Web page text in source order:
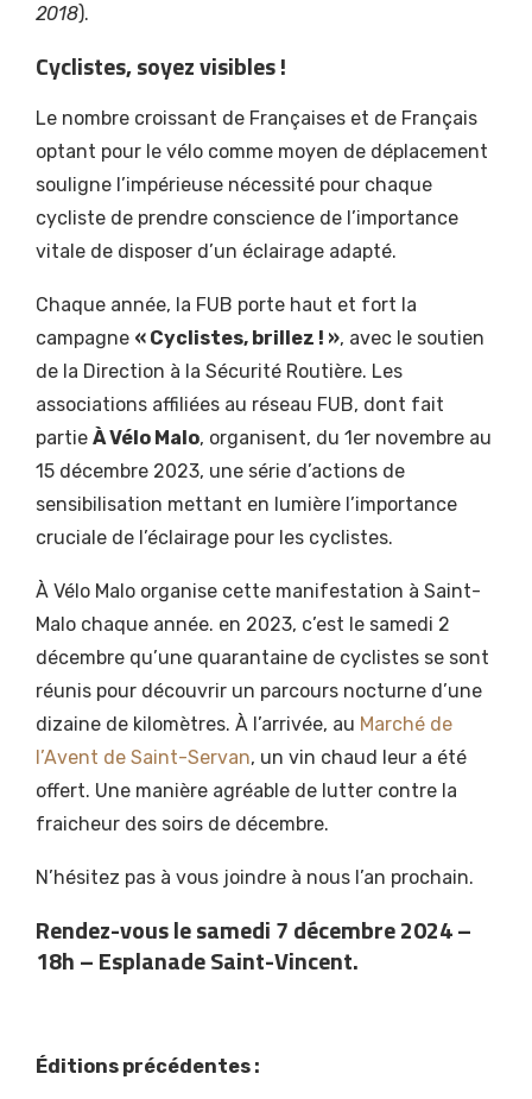
2018).
Cyclistes, soyez visibles !
Le nombre croissant de Françaises et de Français
optant pour le vélo comme moyen de déplacement
souligne l’impérieuse nécessité pour chaque
cycliste de prendre conscience de l’importance
vitale de disposer d’un éclairage adapté.
Chaque année, la FUB porte haut et fort la
campagne « Cyclistes, brillez ! », avec le soutien
de la Direction à la Sécurité Routière. Les
associations affiliées au réseau FUB, dont fait
partie À Vélo Malo, organisent, du 1er novembre au
15 décembre 2023, une série d’actions de
sensibilisation mettant en lumière l’importance
cruciale de l’éclairage pour les cyclistes.
À Vélo Malo organise cette manifestation à Saint-
Malo chaque année. en 2023, c’est le samedi 2
décembre qu’une quarantaine de cyclistes se sont
réunis pour découvrir un parcours nocturne d’une
dizaine de kilomètres. À l’arrivée, au Marché de
l’Avent de Saint-Servan, un vin chaud leur a été
offert. Une manière agréable de lutter contre la
fraicheur des soirs de décembre.
N’hésitez pas à vous joindre à nous l’an prochain.
Rendez-vous le samedi 7 décembre 2024 –
18h – Esplanade Saint-Vincent.
Éditions précédentes :